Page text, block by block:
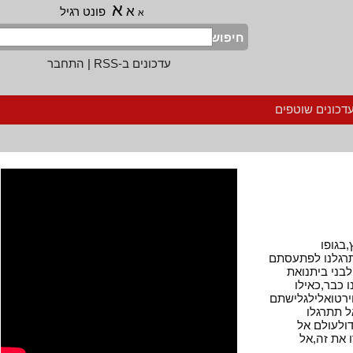
א א פונט רגיל
חיפוש
עדכונים ב-RSS
|התחבר
שוטפים
לפתעסתם
ביתנואת
אל
זה,אל